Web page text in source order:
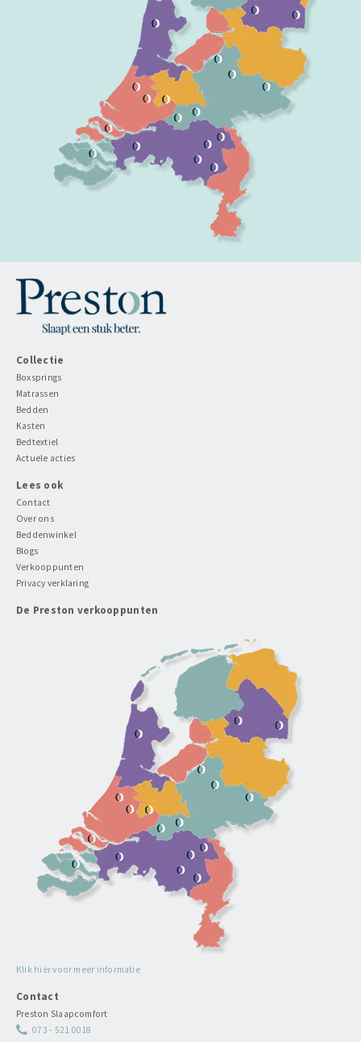
Collectie
Boxsprings
Matrassen
Bedden
Kasten
Bedtextiel
Actuele acties
Lees ook
Contact
Over ons
Beddenwinkel
Blogs
Verkooppunten
Privacy verklaring
De Preston verkooppunten
Klik hier voor meer informatie
Contact
Preston Slaapcomfort
073 - 521 0018